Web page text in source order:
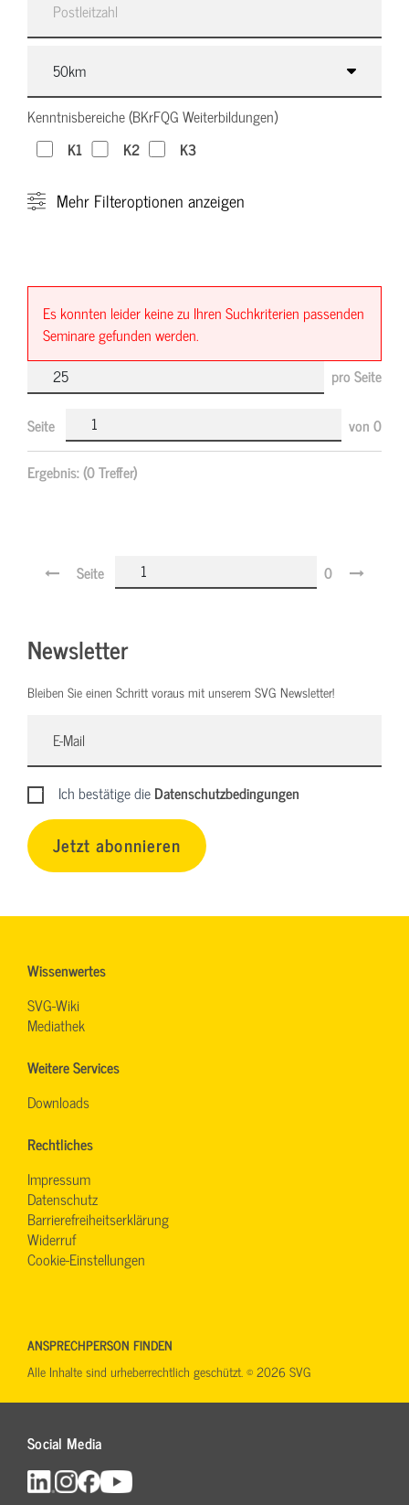
Kenntnisbereiche (BKrFQG Weiterbildungen)
K1
K2 K3
Mehr Filteroptionen anzeigen
Es konnten leider keine zu Ihren Suchkriterien passenden
Seminare gefunden werden.
pro Seite
Seite von0
Ergebnis:(0 Treffer)
Seite 0
Newsletter
Bleiben Sie einen Schritt voraus mit unserem SVG Newsletter!
Ich bestätige dieDatenschutzbedingungen
Jetzt abonnieren
Wissenwertes
SVG-Wiki
Mediathek
Weitere Services
Downloads
Rechtliches
Impressum
Datenschutz
Barrierefreiheitserklärung
Widerruf
Cookie-Einstellungen
Social Media
ANSPRECHPERSON FINDEN
Alle Inhalte sind urheberrechtlich geschützt. © 2026 SVG